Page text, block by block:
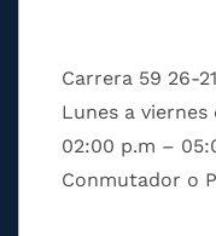
Carrera 59 26-
Lunes a
02:00 p.m –
Conmutador o